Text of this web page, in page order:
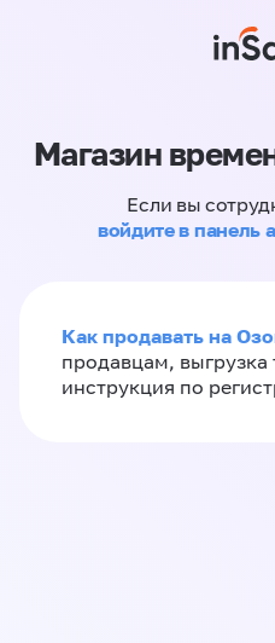
Магазин
Если вы
войдите в панель
Как продавать на
продавцам,
инструкция по